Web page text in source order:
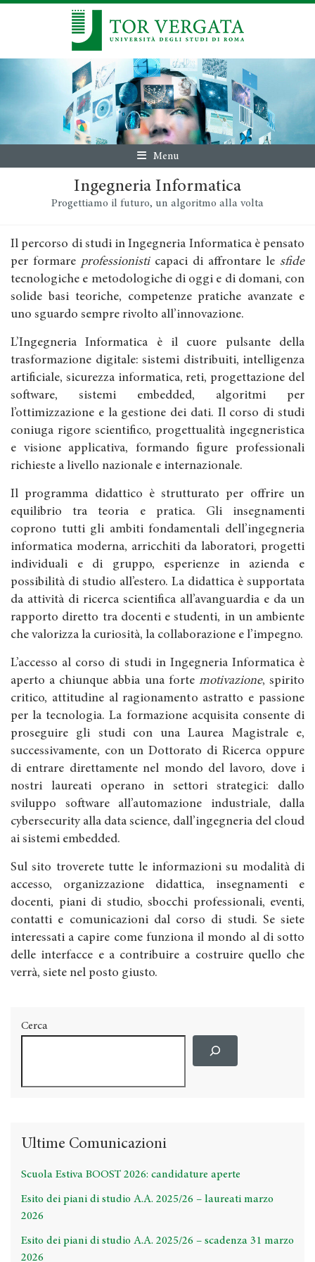
Menu
Ingegneria Informatica
Progettiamo il futuro, un algoritmo alla volta
Il percorso di studi in Ingegneria Informatica è pensato
per formare professionisticapaci di affrontare le sfide
tecnologiche e metodologiche di oggi e di domani, con
solide basi teoriche, competenze pratiche avanzate e
uno sguardo sempre rivolto all’innovazione.
L’Ingegneria Informatica è il cuore pulsante della
trasformazione digitale: sistemi distribuiti, intelligenza
artificiale, sicurezza informatica, reti, progettazione del
software, sistemi embedded, algoritmi per
l’ottimizzazione e la gestione dei dati. Il corso di studi
coniuga rigore scientifico, progettualità ingegneristica
e visione applicativa, formando figure professionali
richieste a livello nazionale e internazionale.
Il programma didattico è strutturato per offrire un
equilibrio tra teoria e pratica. Gli insegnamenti
coprono tutti gli ambiti fondamentali dell’ingegneria
informatica moderna, arricchiti da laboratori, progetti
individuali e di gruppo, esperienze in azienda e
possibilità di studio all’estero. La didattica è supportata
da attività di ricerca scientifica all’avanguardia e da un
rapporto diretto tra docenti e studenti, in un ambiente
che valorizza la curiosità, la collaborazione e l’impegno.
L’accesso al corso di studi in Ingegneria Informatica è
aperto a chiunque abbia una forte motivazione, spirito
critico, attitudine al ragionamento astratto e passione
per la tecnologia. La formazione acquisita consente di
proseguire gli studi con una Laurea Magistrale e,
successivamente, con un Dottorato di Ricerca oppure
di entrare direttamente nel mondo del lavoro, dove i
nostri laureati operano in settori strategici: dallo
sviluppo software all’automazione industriale, dalla
cybersecurity alla data science, dall’ingegneria del cloud
ai sistemi embedded.
Sul sito troverete tutte le informazioni su modalità di
accesso, organizzazione didattica, insegnamenti e
docenti, piani di studio, sbocchi professionali, eventi,
contatti e comunicazioni dal corso di studi. Se siete
interessati a capire come funziona il mondo al di sotto
delle interfacce e a contribuire a costruire quello che
verrà, siete nel posto giusto.
Cerca
Ultime Comunicazioni
Scuola Estiva BOOST 2026: candidature aperte
Esito dei piani di studio A.A. 2025/26 – laureati marzo
2026
Esito dei piani di studio A.A. 2025/26 – scadenza 31 marzo
2026